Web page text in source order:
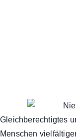
Gleichberechtigtes
Menschen